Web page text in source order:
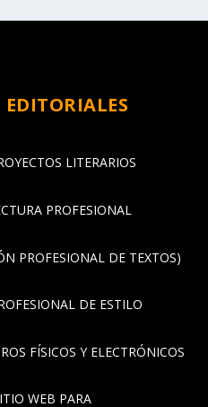
EDITORIALES
LITERARIOS
PROFESIONAL
PROFESIONAL DE TEXTOS)
DE ESTILO
FÍSICOS Y ELECTRÓNICOS
WEB PARA